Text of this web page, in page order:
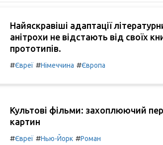
Найяскравіші адаптації
анітрохи не відстають від своїх
прототипів.
#Євреї #Німеччина #Європа
Культові фільми: захоплюючий
картин
#Євреї #Нью-Йорк #Роман